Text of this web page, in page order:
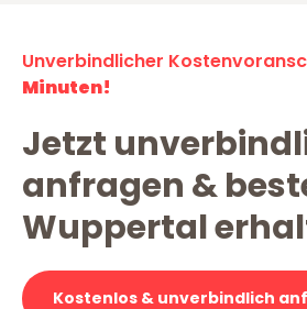
Unverbindlicher
Minuten!
Jetzt
anfragen &
Wuppertal
Kostenlos & unverbindlich